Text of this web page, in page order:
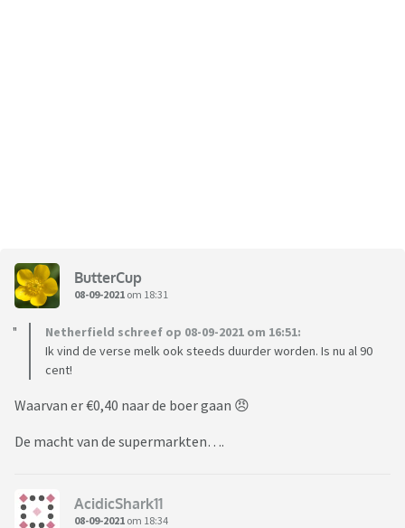
ButterCup
08-09-2021 om 18:31
Netherfield schreef op 08-09-2021 om 16:51:
Ik vind de verse melk ook steeds duurder worden. Is nu al 90
cent!
Waarvan er €0,40 naar de boer gaan 😠
De macht van de supermarkten….
AcidicShark11
08-09-2021 om 18:34